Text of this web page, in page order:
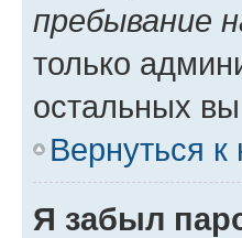
пребывание
только
остальных
Вернуться к
Я забыл